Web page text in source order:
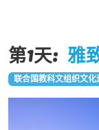
第1天: 雅
联合国教科文组织文化